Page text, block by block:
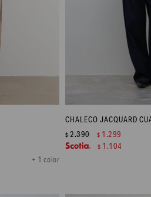
+ 1 color
$2.390 $ 1.299
$ 1.104